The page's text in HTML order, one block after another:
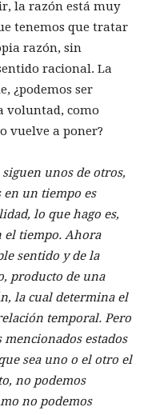
la razón está muy
tenemos que tratar
razón, sin
racional. La
¿podemos ser
voluntad, como
vuelve a poner?
unos de otros,
en un tiempo es
lo que hago es,
el tiempo. Ahora
sentido y de la
producto de una
la cual determina el
temporal. Pero
estados
sea uno o el otro el
no podemos
no podemos